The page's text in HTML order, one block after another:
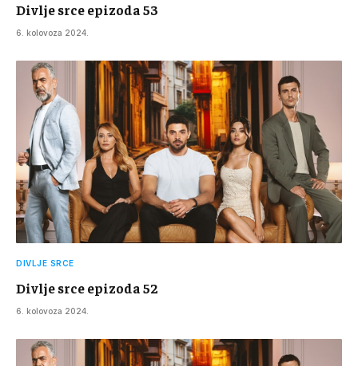
Divlje srce epizoda 53
6. kolovoza 2024.
DIVLJE SRCE
Divlje srce epizoda 52
6. kolovoza 2024.